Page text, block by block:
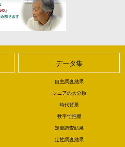
データ集
自主調査結果
シニアの大分類
時代背景
数字で把握
定量調査結果
定性調査結果